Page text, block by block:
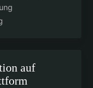
auf